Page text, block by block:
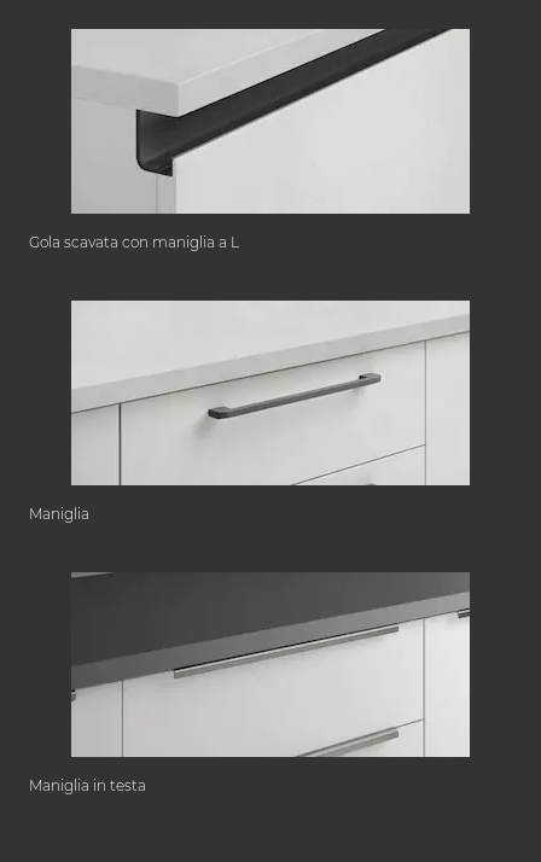
Gola scavata con maniglia a L
Maniglia
Maniglia in testa